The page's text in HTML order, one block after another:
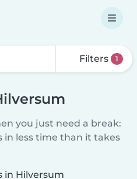
Filters 1
you just need a break:
less time than it takes
in Hilversum